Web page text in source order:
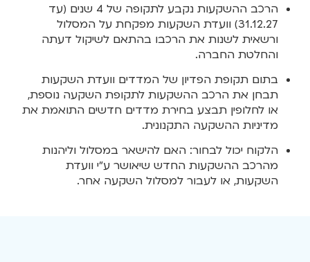
הרכב ההשקעות נקבע לתקופה של 4 שנים (עד
31.12.27) וועדת השקעות מפקחת על המסלול
ורשאית לשנות את הרכבו בהתאם לשיקול דעתה
והחלטת החברה.
בתום תקופת הפדיון של המדדים וועדת השקעות
תבחן את הרכב ההשקעות לתקופת השקעה נוספת,
או לחלופין תבצע בחירת מדדים חדשים התואמת את
מדיניות ההשקעה התקנונית.
הלקוח יכול לבחור: האם להישאר במסלול וליהנות
מהרכב ההשקעות החדש שיאושר ע"י וועדת
השקעות, או לעבור למסלול השקעה אחר.